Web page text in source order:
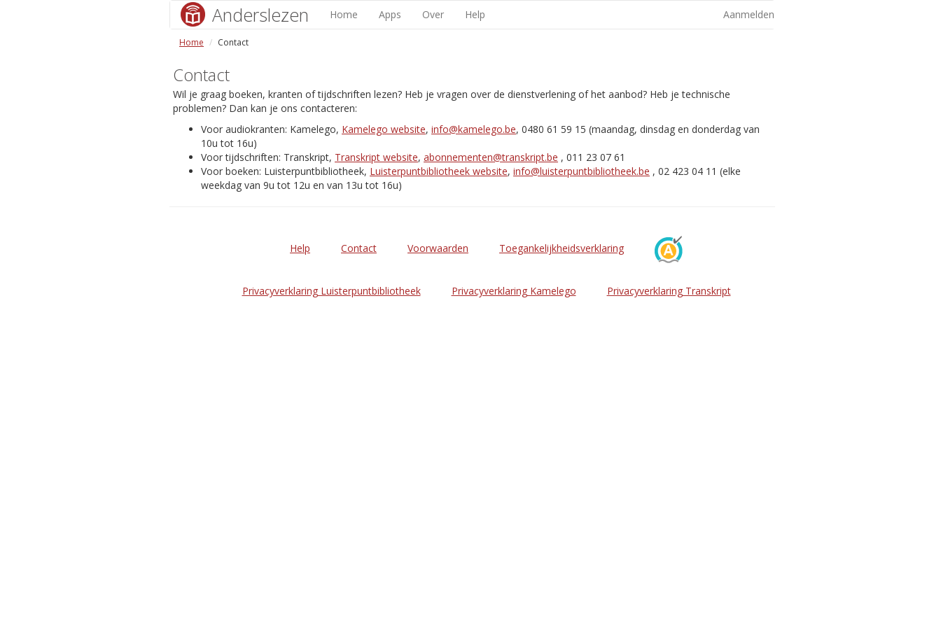
Anderslezen Home Apps Over Help Aanmelden
Home Contact
Contact
Wil je graag boeken, kranten of tijdschriften lezen? Heb je vragen over de dienstverlening of het aanbod? Heb je technische
problemen? Dan kan je ons contacteren:
Voor audiokranten: Kamelego, Kamelego website, info@kamelego.be, 0480 61 59 15 (maandag, dinsdag en donderdag van
10u tot 16u)
Voor tijdschriften: Transkript, Transkript website, abonnementen@transkript.be , 011 23 07 61
Voor boeken: Luisterpuntbibliotheek, Luisterpuntbibliotheek website, info@luisterpuntbibliotheek.be , 02 423 04 11 (elke
weekdag van 9u tot 12u en van 13u tot 16u)
Help Contact Voorwaarden Toegankelijkheidsverklaring
Privacyverklaring Luisterpuntbibliotheek Privacyverklaring Kamelego Privacyverklaring Transkript